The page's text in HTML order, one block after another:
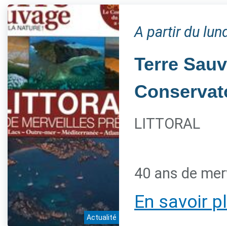
Actualité
A partir du
Terre
LITTORAL
40 ans de
En savoir